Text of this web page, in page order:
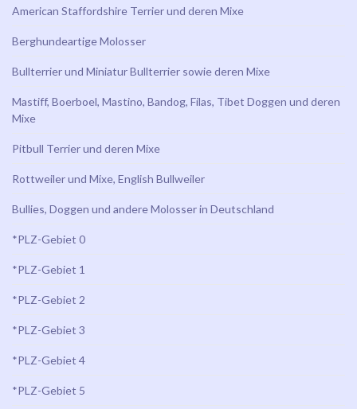
American Staffordshire Terrier und deren Mixe
Berghundeartige Molosser
Bullterrier und Miniatur Bullterrier sowie deren Mixe
Mastiff, Boerboel, Mastino, Bandog, Filas, Tibet Doggen und deren
Mixe
Pitbull Terrier und deren Mixe
Rottweiler und Mixe, English Bullweiler
Bullies, Doggen und andere Molosser in Deutschland
*PLZ-Gebiet 0
*PLZ-Gebiet 1
*PLZ-Gebiet 2
*PLZ-Gebiet 3
*PLZ-Gebiet 4
*PLZ-Gebiet 5